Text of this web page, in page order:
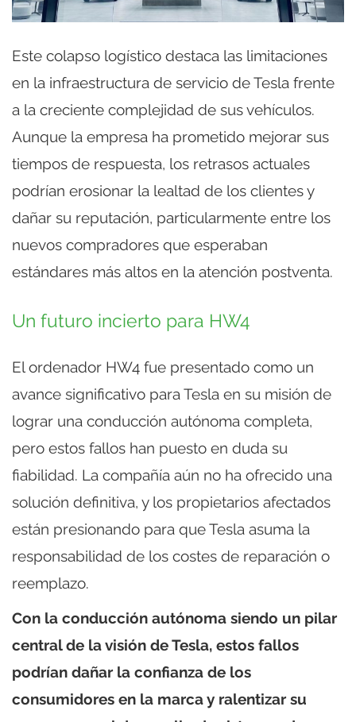
Este colapso logístico destaca las limitaciones
en la infraestructura de servicio de Tesla frente
a la creciente complejidad de sus vehículos.
Aunque la empresa ha prometido mejorar sus
tiempos de respuesta, los retrasos actuales
podrían erosionar la lealtad de los clientes y
dañar su reputación, particularmente entre los
nuevos compradores que esperaban
estándares más altos en la atención postventa.
Un futuro incierto para HW4
El ordenador HW4 fue presentado como un
avance significativo para Tesla en su misión de
lograr una conducción autónoma completa,
pero estos fallos han puesto en duda su
fiabilidad. La compañía aún no ha ofrecido una
solución definitiva, y los propietarios afectados
están presionando para que Tesla asuma la
responsabilidad de los costes de reparación o
reemplazo.
Con la conducción autónoma siendo un pilar
central de la visión de Tesla, estos fallos
podrían dañar la confianza de los
consumidores en la marca y ralentizar su